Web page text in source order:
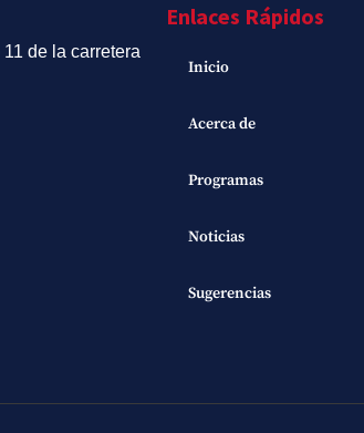
de la carretera
Enlaces Rápidos
Inicio
Acerca de
Programas
Noticias
Sugerencias